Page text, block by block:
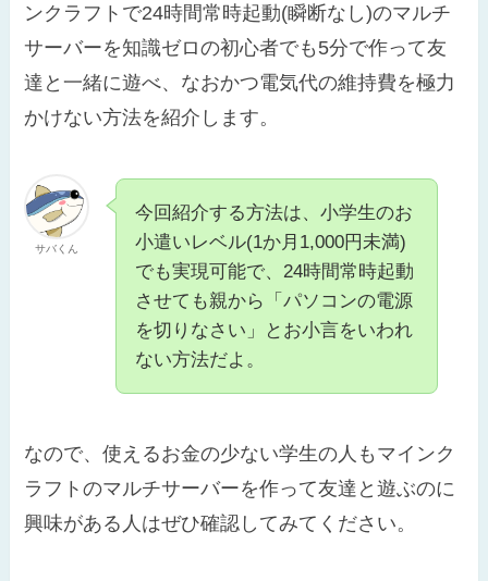
ンクラフトで24時間常時起動(瞬断なし)のマルチ
サーバーを知識ゼロの初心者でも5分で作って友
達と一緒に遊べ、なおかつ電気代の維持費を極力
かけない方法を紹介します。
サバくん
今回紹介する方法は、小学生のお
小遣いレベル(1か月1,000円未満)
でも実現可能で、24時間常時起動
させても親から「パソコンの電源
を切りなさい」とお小言をいわれ
ない方法だよ。
なので、使えるお金の少ない学生の人もマインク
ラフトのマルチサーバーを作って友達と遊ぶのに
興味がある人はぜひ確認してみてください。